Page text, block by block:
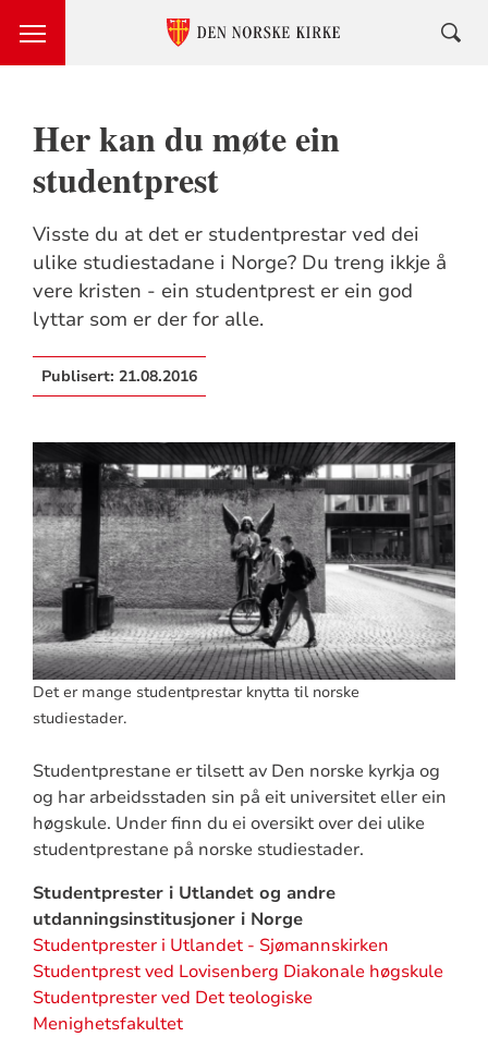
Her kan du møte ein
studentprest
Visste du at det er studentprestar ved dei
ulike studiestadane i Norge? Du treng ikkje å
vere kristen - ein studentprest er ein god
lyttar som er der for alle.
Publisert: 21.08.2016
Det er mange studentprestar knytta til norske
studiestader.
Studentprestane er tilsett av Den norske kyrkja og
og har arbeidsstaden sin på eit universitet eller ein
høgskule. Under finn du ei oversikt over dei ulike
studentprestane på norske studiestader.
Studentprester i Utlandet og andre
utdanningsinstitusjoner i Norge
Studentprester i Utlandet - Sjømannskirken
Studentprest ved Lovisenberg Diakonale høgskule
Studentprester ved Det teologiske
Menighetsfakultet